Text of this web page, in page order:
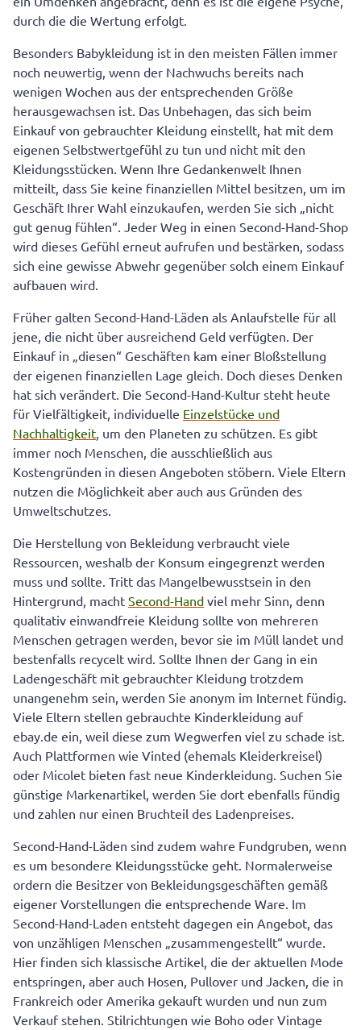
durch die die Wertung erfolgt.
Besonders Babykleidung ist in den meisten Fällen immer
noch neuwertig, wenn der Nachwuchs bereits nach
wenigen Wochen aus der entsprechenden Größe
herausgewachsen ist. Das Unbehagen, das sich beim
Einkauf von gebrauchter Kleidung einstellt, hat mit dem
eigenen Selbstwertgefühl zu tun und nicht mit den
Kleidungsstücken. Wenn Ihre Gedankenwelt Ihnen
mitteilt, dass Sie keine finanziellen Mittel besitzen, um im
Geschäft Ihrer Wahl einzukaufen, werden Sie sich „nicht
gut genug fühlen“. Jeder Weg in einen Second-Hand-Shop
wird dieses Gefühl erneut aufrufen und bestärken, sodass
sich eine gewisse Abwehr gegenüber solch einem Einkauf
aufbauen wird.
Früher galten Second-Hand-Läden als Anlaufstelle für all
jene, die nicht über ausreichend Geld verfügten. Der
Einkauf in „diesen“ Geschäften kam einer Bloßstellung
der eigenen finanziellen Lage gleich. Doch dieses Denken
hat sich verändert. Die Second-Hand-Kultur steht heute
für Vielfältigkeit, individuelle Einzelstücke und
Nachhaltigkeit, um den Planeten zu schützen. Es gibt
immer noch Menschen, die ausschließlich aus
Kostengründen in diesen Angeboten stöbern. Viele Eltern
nutzen die Möglichkeit aber auch aus Gründen des
Umweltschutzes.
Die Herstellung von Bekleidung verbraucht viele
Ressourcen, weshalb der Konsum eingegrenzt werden
muss und sollte. Tritt das Mangelbewusstsein in den
Hintergrund, macht Second-Hand viel mehr Sinn, denn
qualitativ einwandfreie Kleidung sollte von mehreren
Menschen getragen werden, bevor sie im Müll landet und
bestenfalls recycelt wird. Sollte Ihnen der Gang in ein
Ladengeschäft mit gebrauchter Kleidung trotzdem
unangenehm sein, werden Sie anonym im Internet fündig.
Viele Eltern stellen gebrauchte Kinderkleidung auf
ebay.de ein, weil diese zum Wegwerfen viel zu schade ist.
Auch Plattformen wie Vinted (ehemals Kleiderkreisel)
oder Micolet bieten fast neue Kinderkleidung. Suchen Sie
günstige Markenartikel, werden Sie dort ebenfalls fündig
und zahlen nur einen Bruchteil des Ladenpreises.
Second-Hand-Läden sind zudem wahre Fundgruben, wenn
es um besondere Kleidungsstücke geht. Normalerweise
ordern die Besitzer von Bekleidungsgeschäften gemäß
eigener Vorstellungen die entsprechende Ware. Im
Second-Hand-Laden entsteht dagegen ein Angebot, das
von unzähligen Menschen „zusammengestellt“ wurde.
Hier finden sich klassische Artikel, die der aktuellen Mode
entspringen, aber auch Hosen, Pullover und Jacken, die in
Frankreich oder Amerika gekauft wurden und nun zum
Verkauf stehen. Stilrichtungen wie Boho oder Vintage